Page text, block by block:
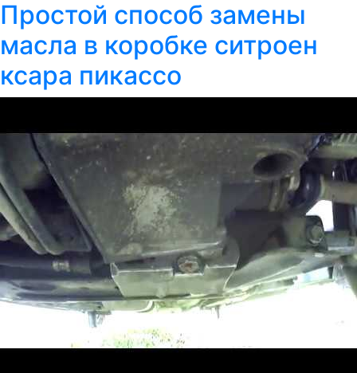
Простой способ замены
масла в коробке ситроен
ксара пикассо